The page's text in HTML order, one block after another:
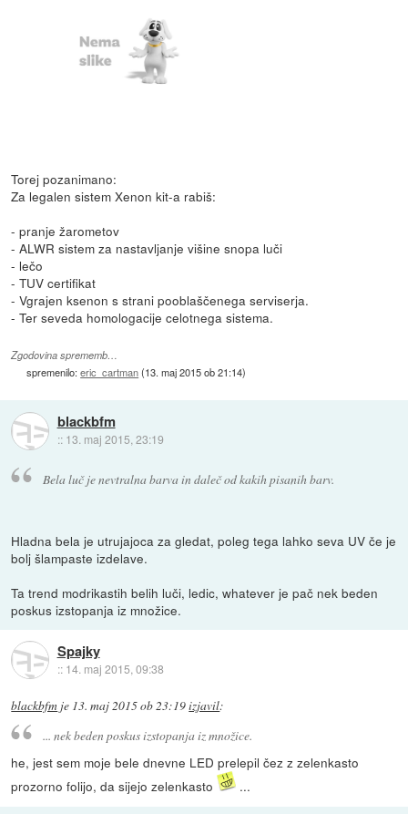
Torej pozanimano:
Za legalen sistem Xenon kit-a rabiš:
- pranje žarometov
- ALWR sistem za nastavljanje višine snopa luči
- lečo
- TUV certifikat
- Vgrajen ksenon s strani pooblaščenega serviserja.
- Ter seveda homologacije celotnega sistema.
Zgodovina sprememb…
spremenilo:eric_cartman(13. maj 2015 ob 21:14)
blackbfm
:: 13. maj 2015, 23:19
Bela luč je nevtralna barva in daleč od kakih pisanih barv.
Hladna bela je utrujajoca za gledat, poleg tega lahko seva UV če je
bolj šlampaste izdelave.
Ta trend modrikastih belih luči, ledic, whatever je pač nek beden
poskus izstopanja iz množice.
Spajky
:: 14. maj 2015, 09:38
blackbfm je 13. maj 2015 ob 23:19izjavil:
... nek beden poskus izstopanja iz množice.
he, jest sem moje bele dnevne LED prelepil čez z zelenkasto
prozorno folijo, da sijejo zelenkasto
...